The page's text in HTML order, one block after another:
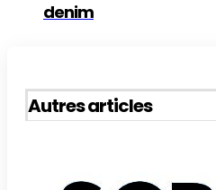
denim
Autres articles